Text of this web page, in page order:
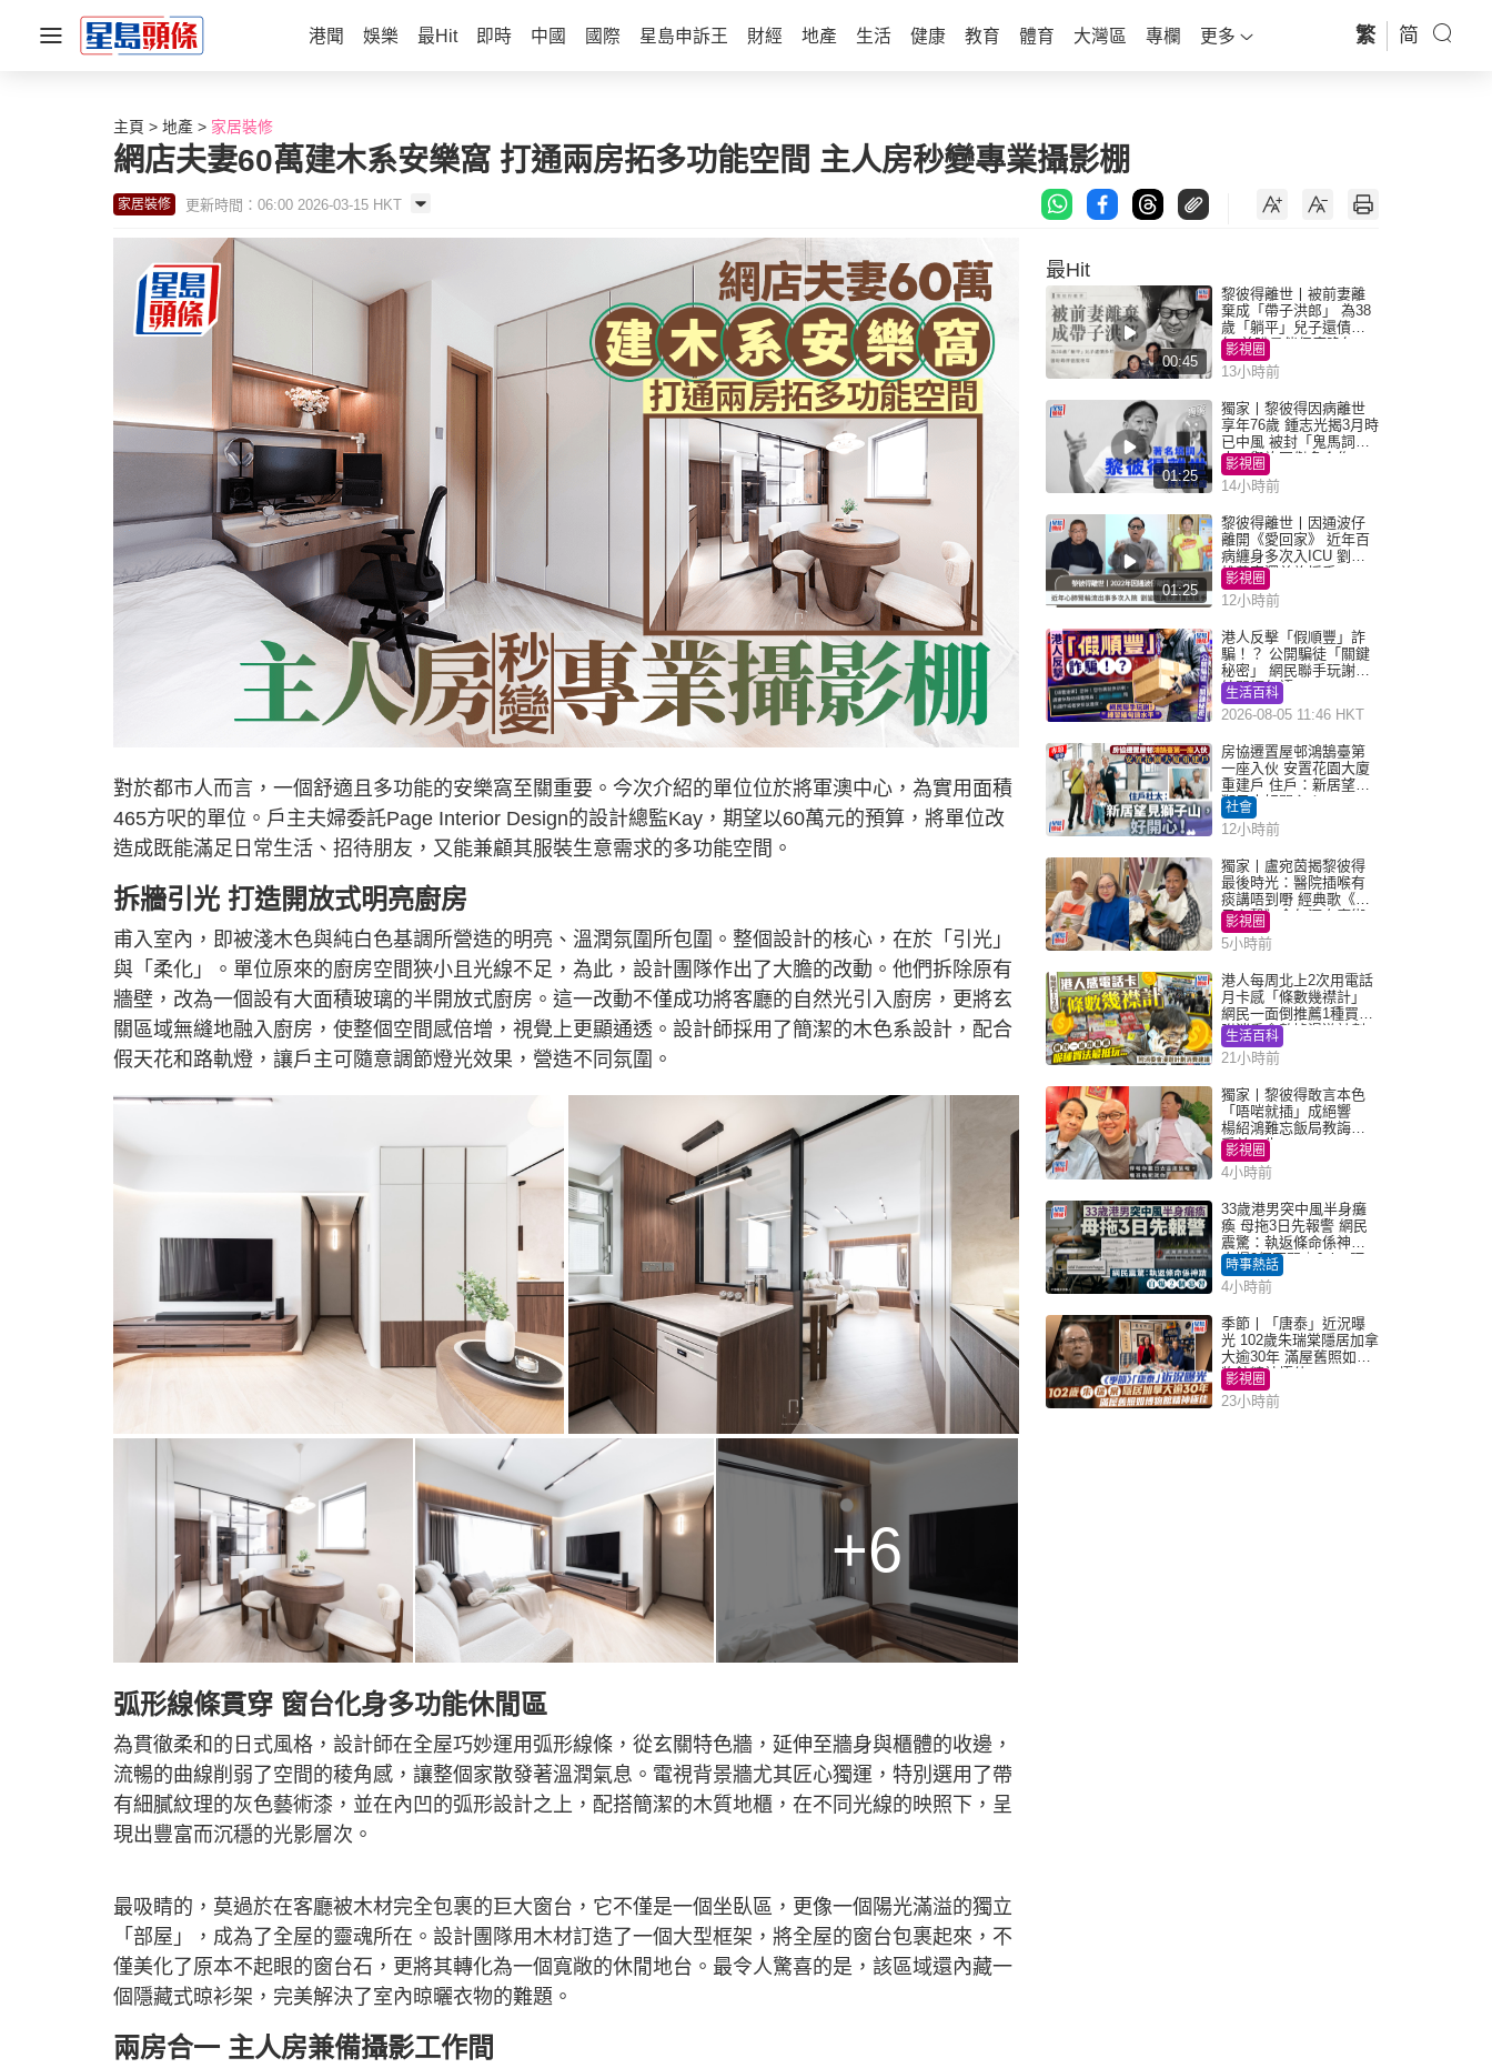
港聞 娛樂 最Hit 即時 中國 國際 星島申訴王 財經 地產 生活 健康 教育 體育 大灣區 專欄 更多 繁 简
主頁 地產 家居裝修
網店夫妻60萬建木系安樂窩 打通兩房拓多功能空間 主人房秒變專業攝影棚
家居裝修 更新時間：06:00 2026-03-15 HKT
對於都市人而言，一個舒適且多功能的安樂窩至關重要。今次介紹的單位位於將軍澳中心，為實用面積
465方呎的單位。戶主夫婦委託Page Interior Design的設計總監Kay，期望以60萬元的預算，將單位改
造成既能滿足日常生活、招待朋友，又能兼顧其服裝生意需求的多功能空間。
拆牆引光 打造開放式明亮廚房
甫入室內，即被淺木色與純白色基調所營造的明亮、溫潤氛圍所包圍。整個設計的核心，在於「引光」
與「柔化」。單位原來的廚房空間狹小且光線不足，為此，設計團隊作出了大膽的改動。他們拆除原有
牆壁，改為一個設有大面積玻璃的半開放式廚房。這一改動不僅成功將客廳的自然光引入廚房，更將玄
關區域無縫地融入廚房，使整個空間感倍增，視覺上更顯通透。設計師採用了簡潔的木色系設計，配合
假天花和路軌燈，讓戶主可隨意調節燈光效果，營造不同氛圍。
+6
弧形線條貫穿 窗台化身多功能休閒區
為貫徹柔和的日式風格，設計師在全屋巧妙運用弧形線條，從玄關特色牆，延伸至牆身與櫃體的收邊，
流暢的曲線削弱了空間的稜角感，讓整個家散發著溫潤氣息。電視背景牆尤其匠心獨運，特別選用了帶
有細膩紋理的灰色藝術漆，並在內凹的弧形設計之上，配搭簡潔的木質地櫃，在不同光線的映照下，呈
現出豐富而沉穩的光影層次。
最吸睛的，莫過於在客廳被木材完全包裹的巨大窗台，它不僅是一個坐臥區，更像一個陽光滿溢的獨立
「部屋」，成為了全屋的靈魂所在。設計團隊用木材訂造了一個大型框架，將全屋的窗台包裹起來，不
僅美化了原本不起眼的窗台石，更將其轉化為一個寬敞的休閒地台。最令人驚喜的是，該區域還內藏一
個隱藏式晾衫架，完美解決了室內晾曬衣物的難題。
兩房合一 主人房兼備攝影工作間
最Hit
00:45
黎彼得離世丨被前妻離
棄成「帶子洪郎」 為38
歲「躺平」兒子還債多
年 曾盼尋伴侶度晚年
影視圈
13小時前
01:25
獨家丨黎彼得因病離世
享年76歲 鍾志光揭3月時
已中風 被封「鬼馬詞
人」與許冠傑多合作
影視圈
14小時前
01:25
黎彼得離世丨因通波仔
離開《愛回家》 近年百
病纏身多次入ICU 劉鑾
雄黃宗澤曾施援手
影視圈
12小時前
港人反擊「假順豐」詐
騙！？ 公開騙徒「關鍵
秘密」 網民聯手玩謝：
練習緬甸語
生活百科
2026-08-05 11:46 HKT
房協遷置屋邨鴻鵠臺第
一座入伙 安置花園大廈
重建戶 住戶：新居望見
獅子山好開心！
社會
12小時前
獨家丨盧宛茵揭黎彼得
最後時光：醫院插喉有
痰講唔到嘢 經典歌《浪
子心聲》金句源自廟街
睇相佬
影視圈
5小時前
港人每周北上2次用電話
月卡感「條數幾襟計」
網民一面倒推薦1種買法
附消委會數據漫遊計劃
消費提示
生活百科
21小時前
獨家丨黎彼得敢言本色
「唔啱就插」成絕響
楊紹鴻難忘飯局教誨：
受益一生
影視圈
4小時前
33歲港男突中風半身癱
瘓 母拖3日先報警 網民
震驚：執返條命係神蹟
自爆2個惡習｜Juicy叮
時事熱話
4小時前
季節丨「唐泰」近況曝
光 102歲朱瑞棠隱居加拿
大逾30年 滿屋舊照如博
物館精神極佳
影視圈
23小時前